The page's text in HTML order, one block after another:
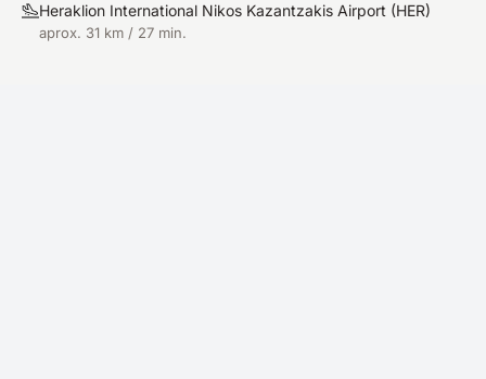
Heraklion International Nikos Kazantzakis Airport (HER)
aprox. 31 km / 27 min.